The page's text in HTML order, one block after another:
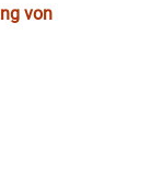
von